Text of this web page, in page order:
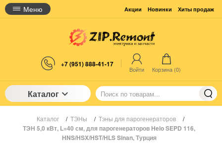
Меню Акции Новинки Хиты продаж
+7 (951) 888-41-17
Войти Корзина (0)
Каталог
Каталог / ТЭНы / Тэны для парогенераторов /
ТЭН 5,0 кВт, L=40 см, для парогенераторов Helo SEPD 116,
HNS/HSX/HST/HLS Sinan, Турция